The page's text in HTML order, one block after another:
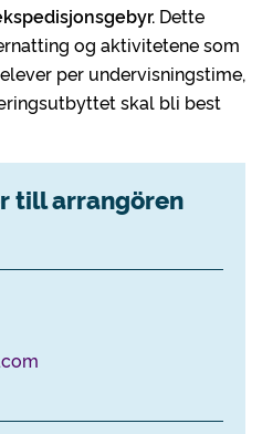
Dette
og aktivitetene som
per undervisningstime,
skal bli best
till arrangören